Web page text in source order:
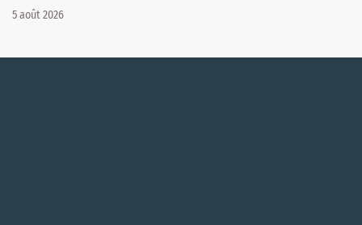
5 août 2026